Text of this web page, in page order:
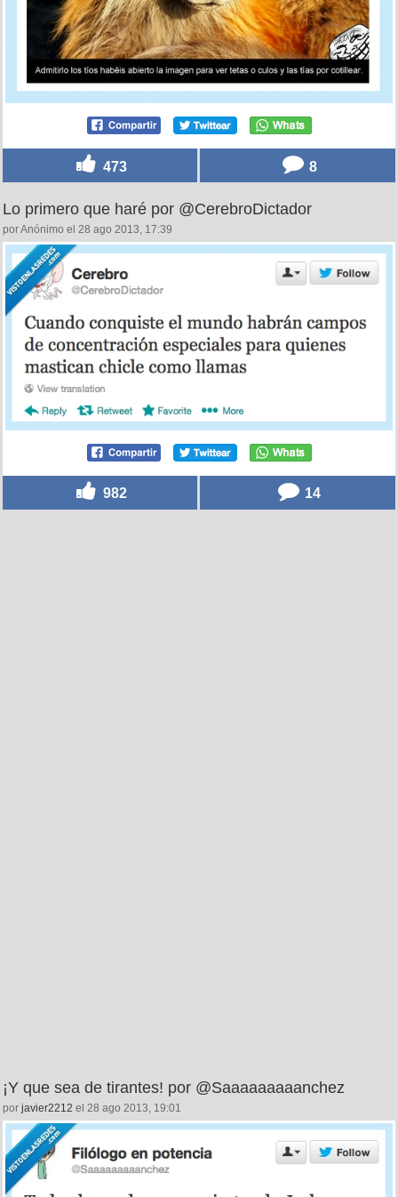
473 8
Lo primero que haré por @CerebroDictador
por Anónimo el 28 ago 2013, 17:39
982 14
¡Y que sea de tirantes! por @Saaaaaaaaanchez
por javier2212 el 28 ago 2013, 19:01